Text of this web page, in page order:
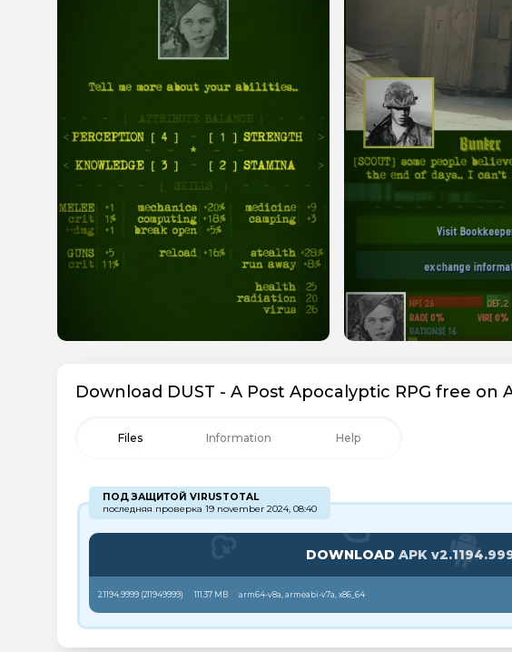
Download DUST - A Post Apocalyptic RPG free on
Files Information Help
ПОД ЗАЩИТОЙ VIRUSTOTAL
последняя проверка 19 november 2024, 08:40
DOWNLOAD APK
2.1194.9999 (211949999) 111.37 MB arm64-v8a, armeabi-v7a, x86_64